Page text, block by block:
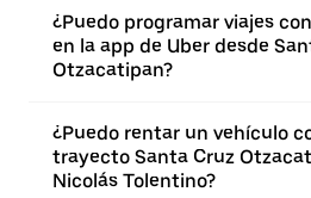
¿Puedo programar viajes
en la app de Uber desde
Otzacatipan?
¿Puedo rentar un vehículo
trayecto Santa Cruz
Nicolás Tolentino?